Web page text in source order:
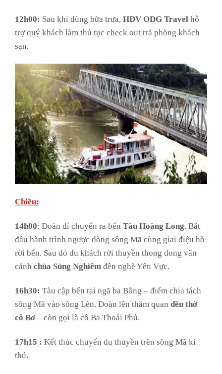
12h00: Sau khi dùng bữa trưa, HDV ODG Travel hỗ
trợ quý khách làm thủ tục check out trả phòng khách
sạn.
Chiều:
14h00: Đoàn di chuyển ra bến Tàu Hoàng Long. Bắt
đầu hành trình ngược dòng sông Mã cùng giai điệu hò
rời bến. Sau đó du khách rời thuyền thong dong vãn
cảnh chùa Sùng Nghiêm đền nghè Yên Vực.
16h30: Tàu cập bến tại ngã ba Bông – điểm chia tách
sông Mã vào sông Lèn. Đoàn lên thăm quan đền thờ
cô Bơ– còn gọi là cô Ba Thoải Phủ.
17h15 : Kết thúc chuyến du thuyền trên sông Mã kì
thú.